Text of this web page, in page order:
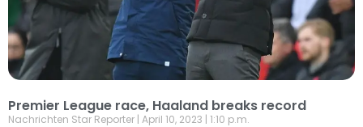
Premier League race, Haaland breaks record
Nachrichten Star Reporter April 10, 2023 1:10 p.m.